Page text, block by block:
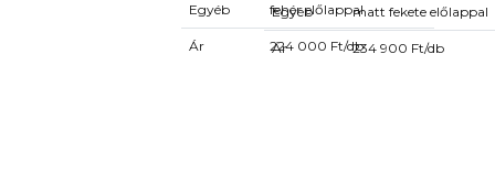
Egyéb fehér előlappal
Ár 224 000 Ft/db
Egyéb matt fekete előlappal
Ár 234 900 Ft/db